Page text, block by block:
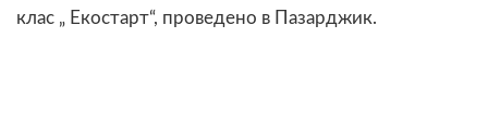
клас „ Екостарт“, проведено в Пазарджик.